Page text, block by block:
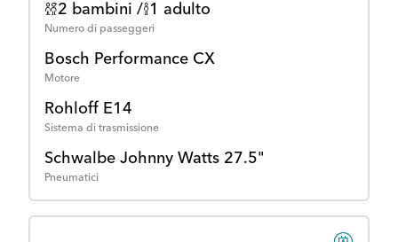
2 bambini / 1 adulto
Numero di passeggeri
Bosch Performance CX
Motore
Rohloff E14
Sistema di trasmissione
Schwalbe Johnny Watts 27.5"
Pneumatici